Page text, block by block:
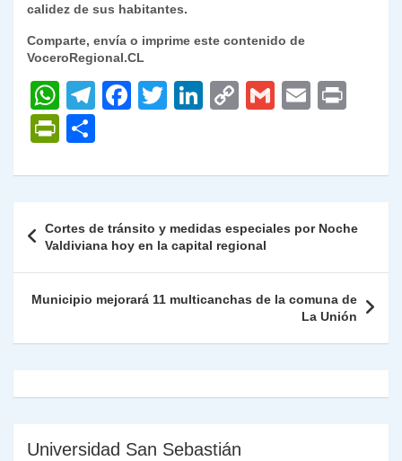
calidez de sus habitantes.
Comparte, envía o imprime este contenido de
VoceroRegional.CL
W
h
at
s
p
p
T
gr
m
F
e
o
o
k
T
er
Li
e
n
C
y
n
k
G
l
E
l
P
nt
ie
n
dl
m
p
ar
tir
de
entradas
Cortes de tránsito y medidas especiales por Noche
Valdiviana hoy en la capital regional
Municipio mejorará 11 multicanchas de la comuna de
La Unión
Universidad San Sebastián